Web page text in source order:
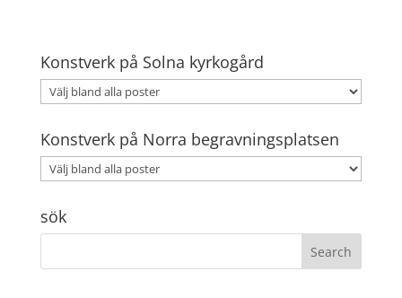
Konstverk på Solna kyrkogård
Konstverk på Norra begravningsplatsen
sök